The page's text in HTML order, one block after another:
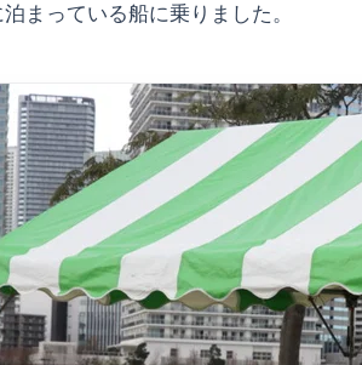
まっている船に乗りました。